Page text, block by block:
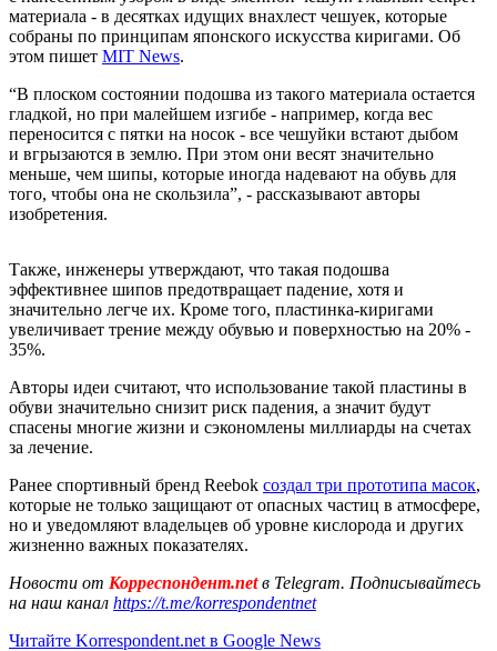
материала - в десятках идущих внахлест чешуек, которые
собраны по принципам японского искусства киригами. Об
этом пишет MIT News.
“В плоском состоянии подошва из такого материала остается
гладкой, но при малейшем изгибе - например, когда вес
переносится с пятки на носок - все чешуйки встают дыбом
и вгрызаются в землю. При этом они весят значительно
меньше, чем шипы, которые иногда надевают на обувь для
того, чтобы она не скользила”, - рассказывают авторы
изобретения.
Также, инженеры утверждают, что такая подошва
эффективнее шипов предотвращает падение, хотя и
значительно легче их. Кроме того, пластинка-киригами
увеличивает трение между обувью и поверхностью на 20% -
35%.
Авторы идеи считают, что использование такой пластины в
обуви значительно снизит риск падения, а значит будут
спасены многие жизни и сэкономлены миллиарды на счетах
за лечение.
Ранее спортивный бренд Reebok создал три прототипа масок,
которые не только защищают от опасных частиц в атмосфере,
но и уведомляют владельцев об уровне кислорода и других
жизненно важных показателях.
Новости от Корреспондент.netв Telegram. Подписывайтесь
на наш канал https://t.me/korrespondentnet
Читайте Korrespondent.net в Google News